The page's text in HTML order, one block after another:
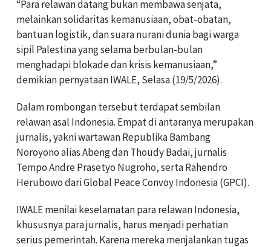
“Para relawan datang bukan membawa senjata,
melainkan solidaritas kemanusiaan, obat-obatan,
bantuan logistik, dan suara nurani dunia bagi warga
sipil Palestina yang selama berbulan-bulan
menghadapi blokade dan krisis kemanusiaan,”
demikian pernyataan IWALE, Selasa (19/5/2026).
Dalam rombongan tersebut terdapat sembilan
relawan asal Indonesia. Empat di antaranya merupakan
jurnalis, yakni wartawan Republika Bambang
Noroyono alias Abeng dan Thoudy Badai, jurnalis
Tempo Andre Prasetyo Nugroho, serta Rahendro
Herubowo dari Global Peace Convoy Indonesia (GPCI).
IWALE menilai keselamatan para relawan Indonesia,
khususnya para jurnalis, harus menjadi perhatian
serius pemerintah. Karena mereka menjalankan tugas